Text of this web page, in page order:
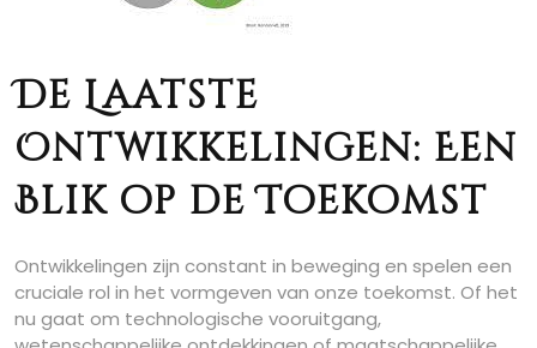
De Laatste
Ontwikkelingen: Een
Blik op de Toekomst
Ontwikkelingen zijn constant in beweging en spelen een
cruciale rol in het vormgeven van onze toekomst. Of het
nu gaat om technologische vooruitgang,